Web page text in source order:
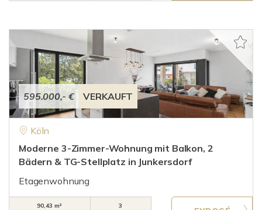
595.000,- € VERKAUFT
Köln
Moderne 3-Zimmer-Wohnung mit Balkon, 2
Bädern & TG-Stellplatz in Junkersdorf
Etagenwohnung
90,43 m²
3